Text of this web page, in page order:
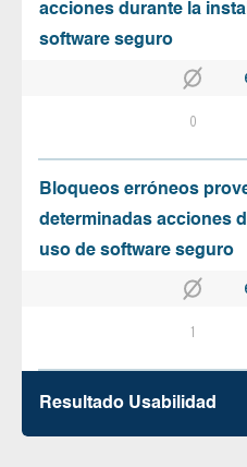
acciones durante la
software seguro
0
Bloqueos erróneos
determinadas acciones
uso de software seguro
1
Resultado Usabilidad